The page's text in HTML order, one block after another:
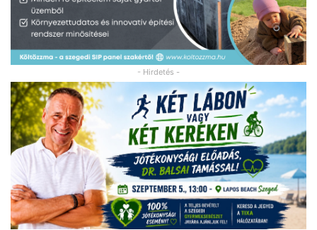
- Hirdetés -